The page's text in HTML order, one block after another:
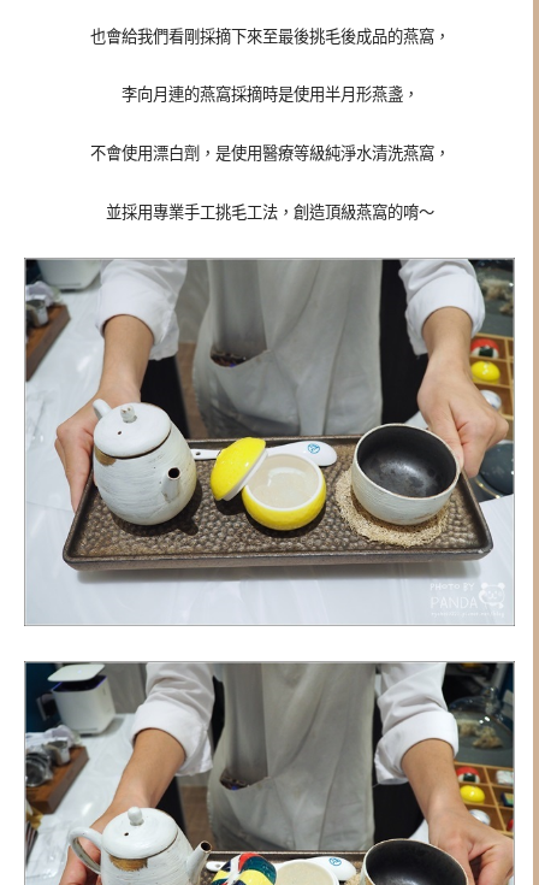
也會給我們看剛採摘下來至最後挑毛後成品的燕窩，
李向月連的燕窩採摘時是使用半月形燕盞，
不會使用漂白劑，是使用醫療等級純淨水清洗燕窩，
並採用專業手工挑毛工法，創造頂級燕窩的唷～